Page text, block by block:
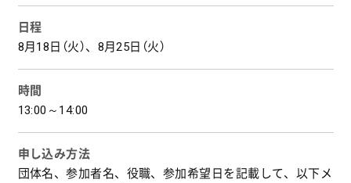
日程
8月18日（火）、8月25日（火）
時間
13:00～14:00
申し込み方法
団体名、参加者名、役職、参加希望日を記載して、以下メ